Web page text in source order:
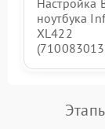
ноутбука
XL422